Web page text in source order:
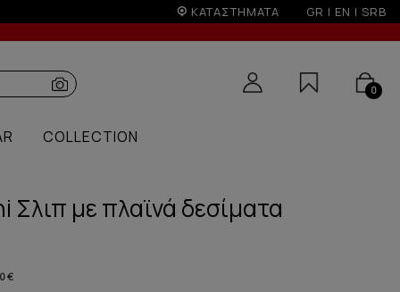
ΚΑΤΑΣΤΗΜΑΤΑ GR | EN | SRB
0
COLLECTION
Σλιπ με πλαϊνά δεσίματα
€